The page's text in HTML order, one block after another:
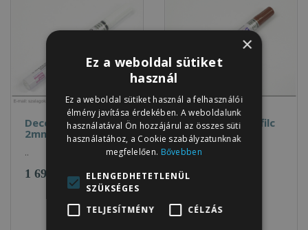
Deco Color lakkfilc
2mm FEHÉR
..
1 690Ft
Deco Color lakkfilc
2mm BARNA
..
1 690Ft
×
Ez a weboldal sütiket
használ
Ez a weboldal sütiket használ a felhasználói
élmény javítása érdekében. A weboldalunk
használatával Ön hozzájárul az összes süti
használatához, a Cookie szabályzatunknak
megfelelően. Bővebben
ELENGEDHETETLENÜL
SZÜKSÉGES
TELJESÍTMÉNY
CÉLZÁS